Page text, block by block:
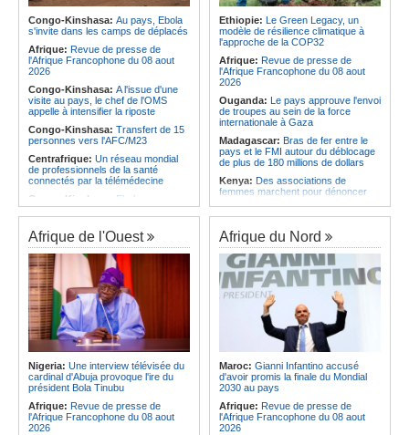
régimes juridiques les plus complets
du continent
Afrique:AfroBasket U18 (F) - Le
Sénégal craque au 3e quart-temps
et s'incline face à la Tunisie (44-43)
Angola:La nouvelle loi renforce la
protection des institutions contre les
cyberattaques, selon Mário Oliveira
Angola:Le pays criminalise la
diffusion de fausses informations
sur Internet
Congo-Kinshasa: Au pays, Ebola
s'invite dans les camps de déplacés
Afrique: Revue de presse de
l'Afrique Francophone du 08 aout
2026
Congo-Kinshasa: A l'issue d'une
visite au pays, le chef de l'OMS
appelle à intensifier la riposte
Congo-Kinshasa: Transfert de 15
personnes vers l'AFC/M23
Centrafrique: Un réseau mondial
de professionnels de la santé
connectés par la télémédecine
Congo-Kinshasa: Ebola au pays -
Africa CDC mise sur les
communautés
Afrique Centrale:L'explosion de la
demande de viande de brousse
extermine la faune sauvage
Congo-Kinshasa:Après l'accord
avec une branche des FDLR, les
zones d'ombre persistent
Centrafrique: Un gendarme détenu
par le groupe armé AAKG retrouve
la liberté
Rome et Kigali discutent
d'une possible externalisation au
pays des procédures d'asile à
destination de l'Italie
Ethiopie: Le Green Legacy, un
modèle de résilience climatique à
l'approche de la COP32
Afrique: Revue de presse de
l'Afrique Francophone du 08 aout
2026
Ouganda: Le pays approuve l'envoi
de troupes au sein de la force
internationale à Gaza
Madagascar: Bras de fer entre le
pays et le FMI autour du déblocage
de plus de 180 millions de dollars
Kenya: Des associations de
femmes marchent pour dénoncer
Afrique:La CEA renforce les
capacités des parlementaires de
l'Afrique de l'Est
Congo-Kinshasa:
Après l'accord
avec une branche des FDLR, les
zones d'ombre persistent
Sud-Soudan:
Le pays à la croisée
des chemins, alerte l'ONU
Rwanda:Rome et Kigali discutent
d'une possible externalisation au
pays des procédures d'asile à
destination de l'Italie
Somalie:Le camp de Galkayo
frappé par une violente attaque des
Forces du Puntland
Afrique de l'Ouest
Nigeria: Une interview télévisée du
cardinal d'Abuja provoque l'ire du
président Bola Tinubu
Afrique: Revue de presse de
l'Afrique Francophone du 08 aout
2026
Afrique du Nord
Maroc: Gianni Infantino accusé
d'avoir promis la finale du Mondial
2030 au pays
Afrique: Revue de presse de
l'Afrique Francophone du 08 aout
2026